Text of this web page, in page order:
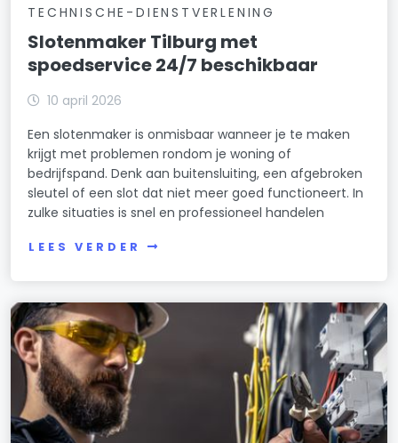
TECHNISCHE-DIENSTVERLENING
Slotenmaker Tilburg met
spoedservice 24/7 beschikbaar
10 april 2026
Een slotenmaker is onmisbaar wanneer je te maken
krijgt met problemen rondom je woning of
bedrijfspand. Denk aan buitensluiting, een afgebroken
sleutel of een slot dat niet meer goed functioneert. In
zulke situaties is snel en professioneel handelen
LEES VERDER